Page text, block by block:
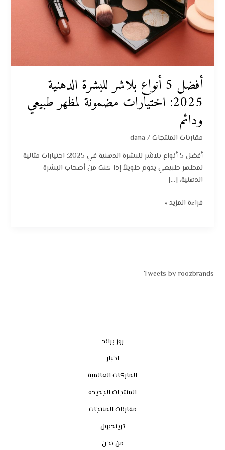
أفضل 5 أنواع بلاشر للبشرة الدهنية
2025: اختيارات مضمونة لمظهر طبيعي
ودائم
مقارنات المنتجات/
dana
أفضل 5 أنواع بلاشر للبشرة الدهنية في 2025: اختيارات مثالية
لمظهر طبيعي يدوم طويلاً إذا كنت من أصحاب البشرة
الدهنية، […]
اختيارات
مضمونة
لمظهر
قراءة المزيد »
Tweets by roozbrands
روز براند
اخبار
الماركات العالمية
المنتجات الجديده
مقارنات المنتجات
ترينديول
من نحن